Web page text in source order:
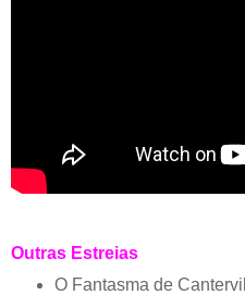
Outras Estreias
O Fantasma de